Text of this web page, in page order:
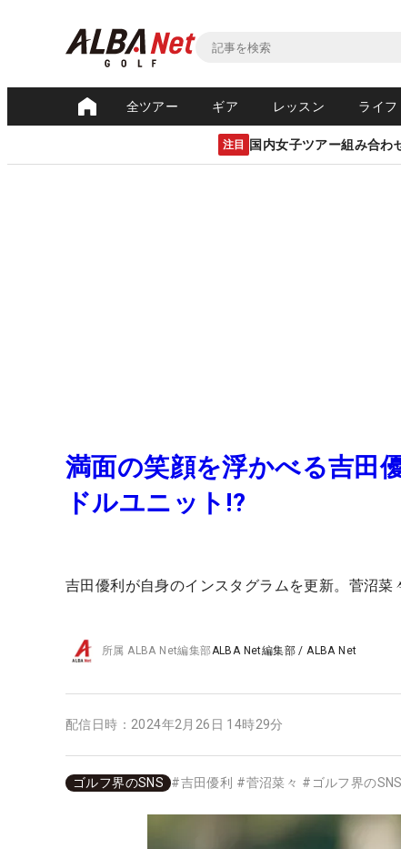
全ツアー ギア レッスン ライフ
注目 国内女子ツアー組み合わ
満面の笑顔を浮かべる吉田
ドルユニット!?
吉田優利が自身のインスタグラムを更新。菅沼菜
所属ALBA Net編集部ALBA Net編集部 /ALBA Net
配信日時： 2024年2月26日 14時29分
ゴルフ界のSNS #吉田優利 #菅沼菜々 # ゴルフ界のSNS